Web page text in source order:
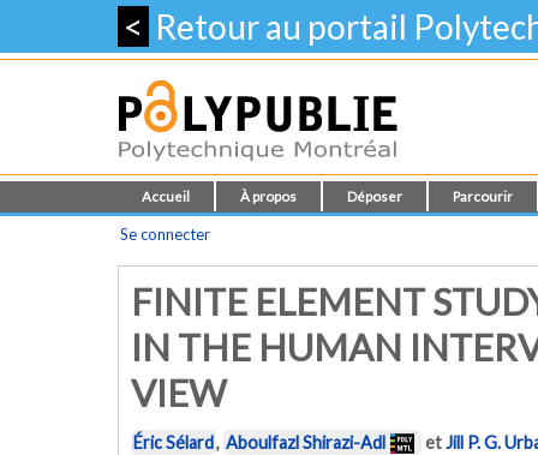
< Retour au portail
Accueil À propos Déposer Parcourir
Se connecter
FINITE ELEMENT
IN THE HUMAN
VIEW
Éric Sélard, Aboulfazl Shirazi-Adl etJill P. G.